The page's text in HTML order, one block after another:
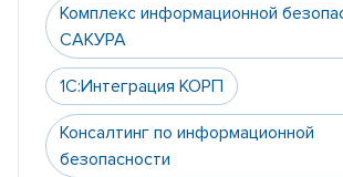
Комплекс информационной
САКУРА
1С:Интеграция КОРП
Консалтинг по информационной
безопасности